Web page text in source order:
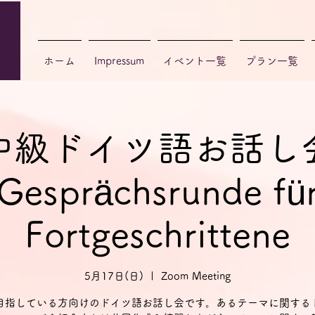
級ドイツ語お話し
Fortgeschrittene
5月17日(日) Zoom Meeting
指している方向けのドイツ語お話し会です。あるテーマに関する
ホーム Impressum イベント一覧 プラン一覧